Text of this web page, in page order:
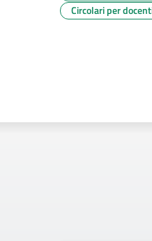
Circolari per